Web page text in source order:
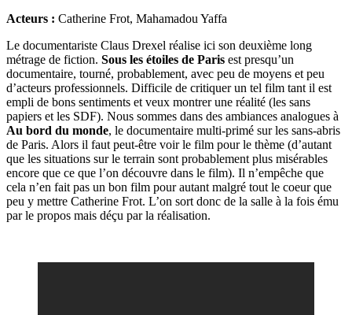
Acteurs : Catherine Frot, Mahamadou Yaffa
Le documentariste Claus Drexel réalise ici son deuxième long
métrage de fiction. Sous les étoiles de Paris est presqu’un
documentaire, tourné, probablement, avec peu de moyens et peu
d’acteurs professionnels. Difficile de critiquer un tel film tant il est
empli de bons sentiments et veux montrer une réalité (les sans
papiers et les SDF). Nous sommes dans des ambiances analogues à
Au bord du monde, le documentaire multi-primé sur les sans-abris
de Paris. Alors il faut peut-être voir le film pour le thème (d’autant
que les situations sur le terrain sont probablement plus misérables
encore que ce que l’on découvre dans le film). Il n’empêche que
cela n’en fait pas un bon film pour autant malgré tout le coeur que
peu y mettre Catherine Frot. L’on sort donc de la salle à la fois ému
par le propos mais déçu par la réalisation.